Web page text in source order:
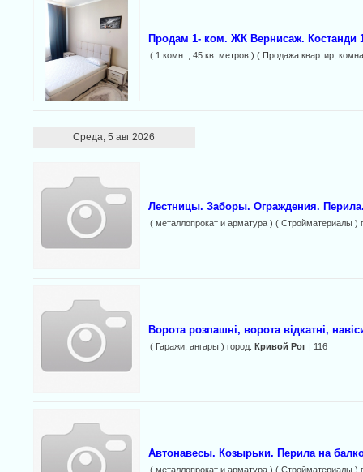
Продам 1- ком. ЖК Вернисаж. Костанди
( 1 комн. , 45 кв. метров ) ( Продажа квартир,
Среда, 5 авг 2026
Лестницы. Заборы. Ограждения.
( металлопрокат и арматура ) ( Стройматериалы )
Ворота розпашні, ворота відкатні,
( Гаражи, ангары ) город: Кривой Рог| 116
Автонавесы. Козырьки. Перила на
( металлопрокат и арматура ) ( Стройматериалы )